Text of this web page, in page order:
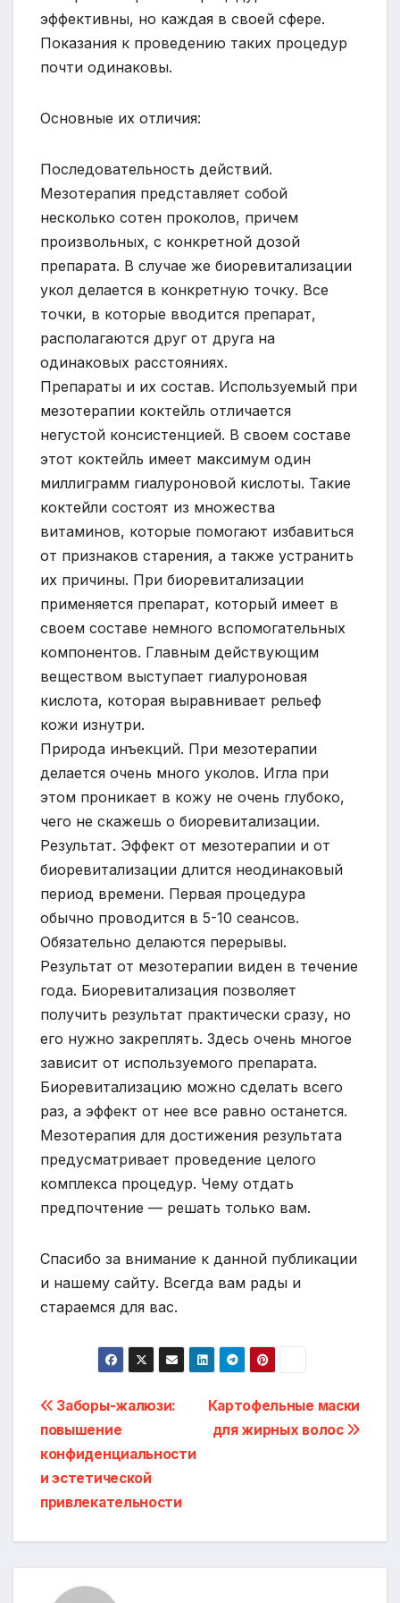
эффективны, но каждая в своей сфере.
Показания к проведению таких процедур
почти одинаковы.
Основные их отличия:
Последовательность действий.
Мезотерапия представляет собой
несколько сотен проколов, причем
произвольных, с конкретной дозой
препарата. В случае же биоревитализации
укол делается в конкретную точку. Все
точки, в которые вводится препарат,
располагаются друг от друга на
одинаковых расстояниях.
Препараты и их состав. Используемый при
мезотерапии коктейль отличается
негустой консистенцией. В своем составе
этот коктейль имеет максимум один
миллиграмм гиалуроновой кислоты. Такие
коктейли состоят из множества
витаминов, которые помогают избавиться
от признаков старения, а также устранить
их причины. При биоревитализации
применяется препарат, который имеет в
своем составе немного вспомогательных
компонентов. Главным действующим
веществом выступает гиалуроновая
кислота, которая выравнивает рельеф
кожи изнутри.
Природа инъекций. При мезотерапии
делается очень много уколов. Игла при
этом проникает в кожу не очень глубоко,
чего не скажешь о биоревитализации.
Результат. Эффект от мезотерапии и от
биоревитализации длится неодинаковый
период времени. Первая процедура
обычно проводится в 5-10 сеансов.
Обязательно делаются перерывы.
Результат от мезотерапии виден в течение
года. Биоревитализация позволяет
получить результат практически сразу, но
его нужно закреплять. Здесь очень многое
зависит от используемого препарата.
Биоревитализацию можно сделать всего
раз, а эффект от нее все равно останется.
Мезотерапия для достижения результата
предусматривает проведение целого
комплекса процедур. Чему отдать
предпочтение — решать только вам.
Спасибо за внимание к данной публикации
и нашему сайту. Всегда вам рады и
стараемся для вас.
Навигация
по
записям
Картофельные маски
для жирных волос
Заборы-жалюзи:
повышение
конфиденциальности
и эстетической
привлекательности